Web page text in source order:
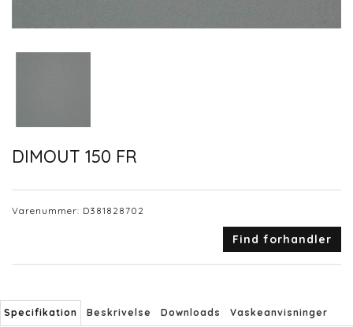
DIMOUT 150 FR
Varenummer: D381828702
Find forhandler
Specifikation Beskrivelse Downloads Vaskeanvisninger